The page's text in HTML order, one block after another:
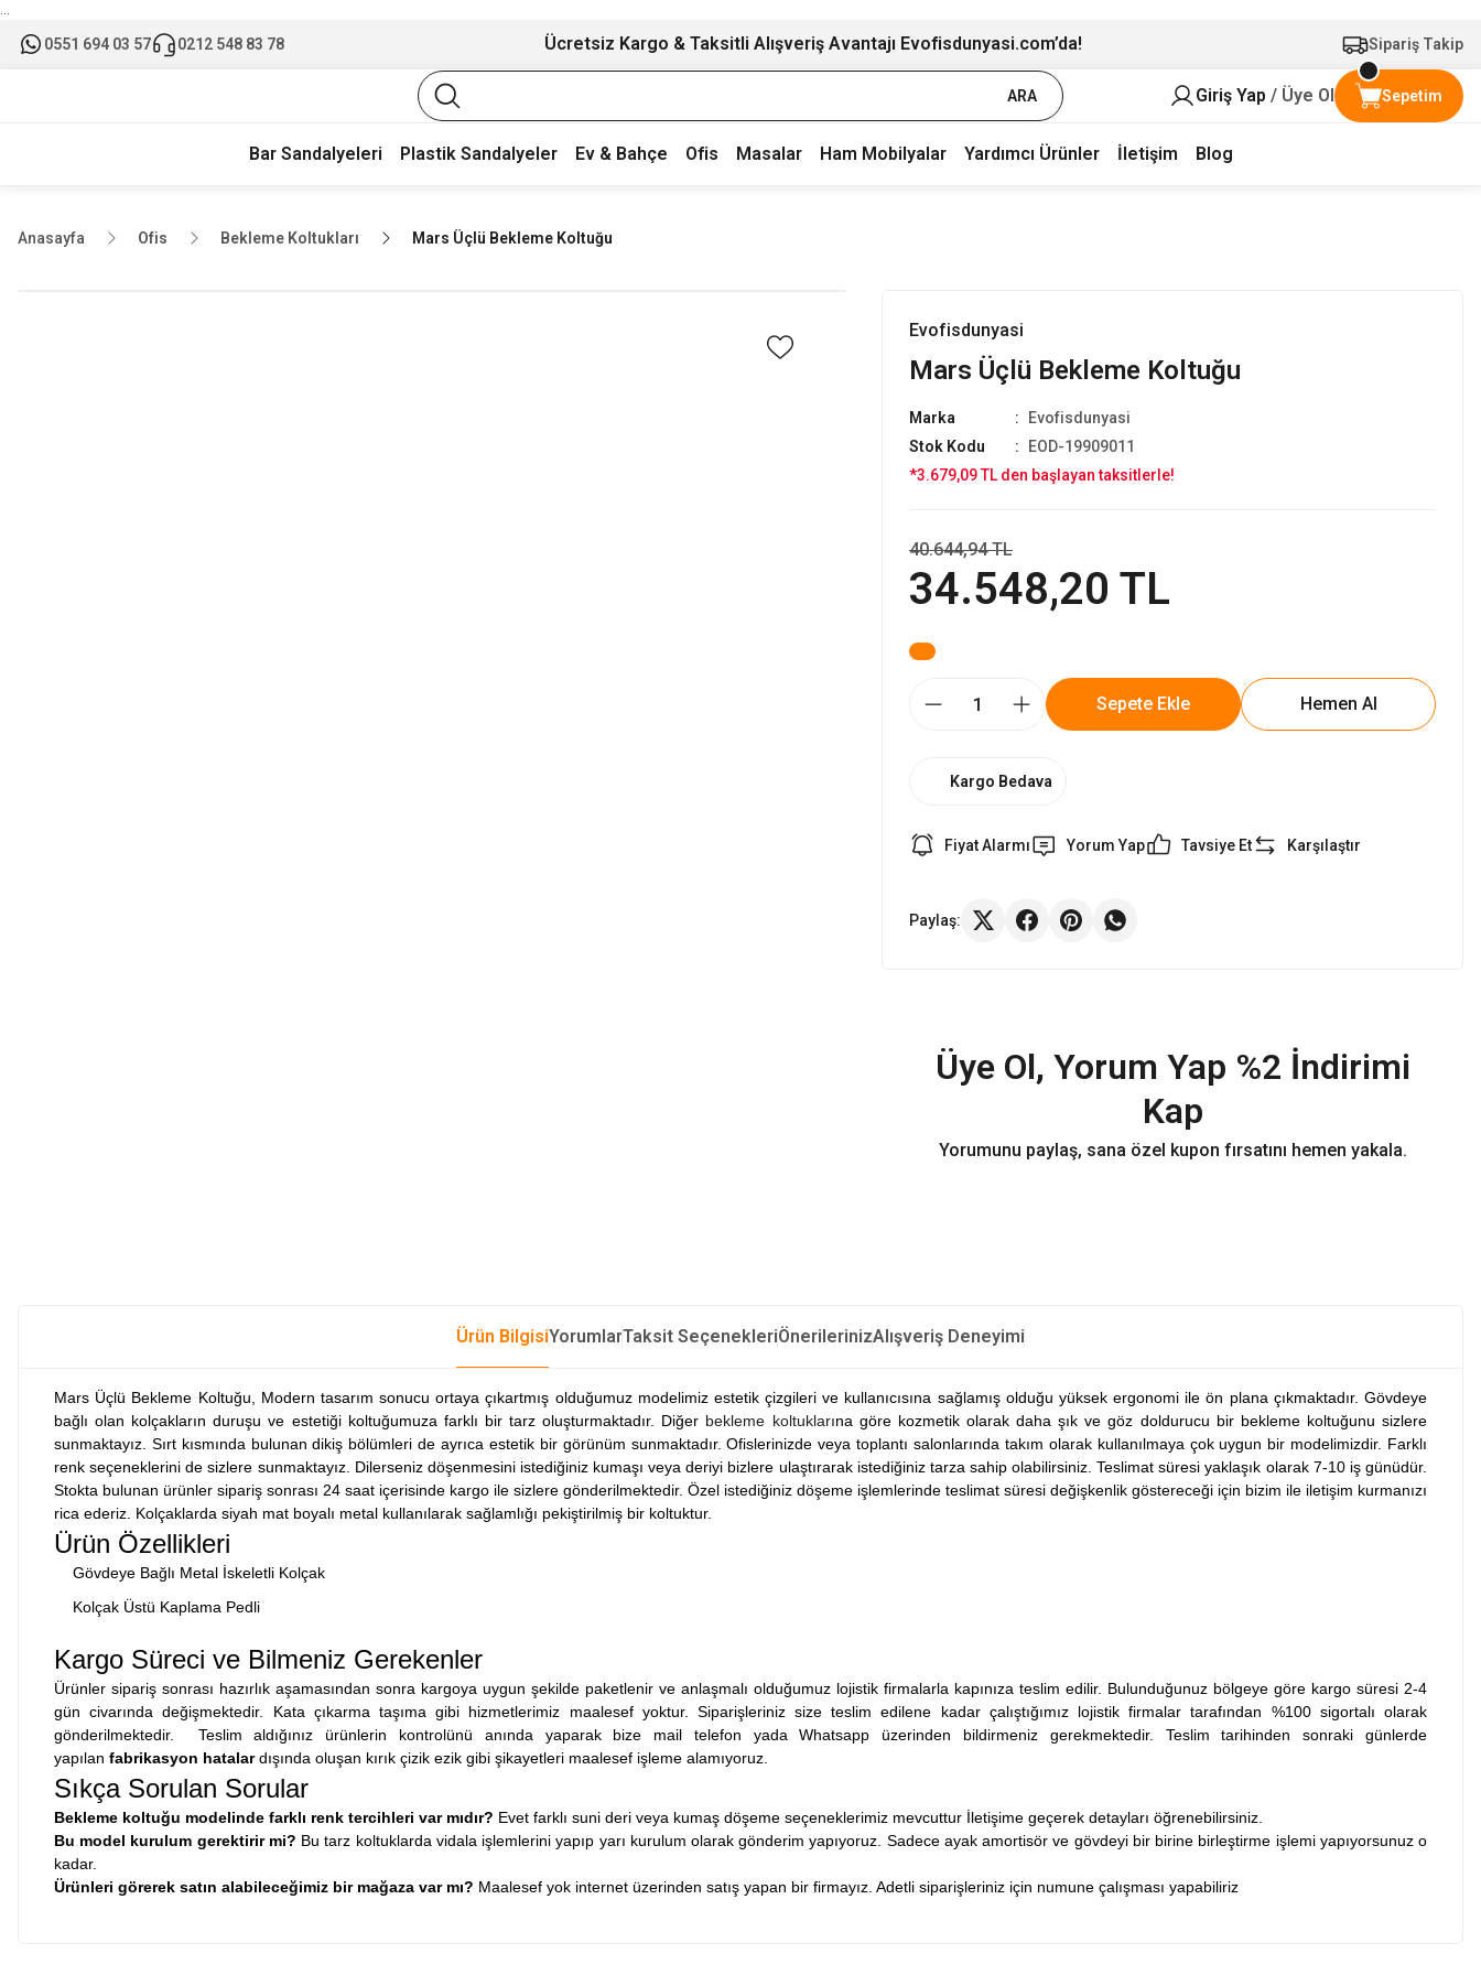
...
0551 694 03 57 0212 548 83 78 Ücretsiz Kargo & Taksitli Alışveriş Avantajı Evofisdunyasi.com’da! Sipariş Takip
ARA Giriş Yap / Üye Ol Sepetim
Bar Sandalyeleri Plastik Sandalyeler Ev & Bahçe Ofis Masalar Ham Mobilyalar Yardımcı Ürünler İletişim Blog
Anasayfa Ofis Bekleme Koltukları Mars Üçlü Bekleme Koltuğu
Evofisdunyasi
Mars Üçlü Bekleme Koltuğu
Marka
Evofisdunyasi
Stok Kodu
EOD-19909011
*3.679,09 TL den başlayan taksitlerle!
34.548,20 TL
40.644,94 TL
Sepete Ekle Hemen Al
Kargo Bedava
Fiyat Alarmı Yorum Yap Tavsiye Et Karşılaştır
Paylaş:
Üye Ol, Yorum Yap %2 İndirimi
Kap
Yorumunu paylaş, sana özel kupon fırsatını hemen yakala.
Ürün BilgisiYorumlarTaksit SeçenekleriÖnerilerinizAlışveriş Deneyimi
Mars Üçlü Bekleme Koltuğu, Modern tasarım sonucu ortaya çıkartmış olduğumuz modelimiz estetik çizgileri ve kullanıcısına sağlamış olduğu yüksek ergonomi ile ön plana çıkmaktadır. Gövdeye
bağlı olan kolçakların duruşu ve estetiği koltuğumuza farklı bir tarz oluşturmaktadır. Diğer bekleme koltuklarına göre kozmetik olarak daha şık ve göz doldurucu bir bekleme koltuğunu sizlere
sunmaktayız. Sırt kısmında bulunan dikiş bölümleri de ayrıca estetik bir görünüm sunmaktadır. Ofislerinizde veya toplantı salonlarında takım olarak kullanılmaya çok uygun bir modelimizdir. Farklı
renk seçeneklerini de sizlere sunmaktayız. Dilerseniz döşenmesini istediğiniz kumaşı veya deriyi bizlere ulaştırarak istediğiniz tarza sahip olabilirsiniz. Teslimat süresi yaklaşık olarak 7-10 iş günüdür.
Stokta bulunan ürünler sipariş sonrası 24 saat içerisinde kargo ile sizlere gönderilmektedir. Özel istediğiniz döşeme işlemlerinde teslimat süresi değişkenlik göstereceği için bizim ile iletişim kurmanızı
rica ederiz. Kolçaklarda siyah mat boyalı metal kullanılarak sağlamlığı pekiştirilmiş bir koltuktur.
Ürün Özellikleri
Gövdeye Bağlı Metal İskeletli Kolçak
Kolçak Üstü Kaplama Pedli
Kargo Süreci ve Bilmeniz Gerekenler
Ürünler sipariş sonrası hazırlık aşamasından sonra kargoya uygun şekilde paketlenir ve anlaşmalı olduğumuz lojistik firmalarla kapınıza teslim edilir. Bulunduğunuz bölgeye göre kargo süresi 2-4
gün civarında değişmektedir. Kata çıkarma taşıma gibi hizmetlerimiz maalesef yoktur. Siparişleriniz size teslim edilene kadar çalıştığımız lojistik firmalar tarafından %100 sigortalı olarak
gönderilmektedir. Teslim aldığınız ürünlerin kontrolünü anında yaparak bize mail telefon yada Whatsapp üzerinden bildirmeniz gerekmektedir. Teslim tarihinden sonraki günlerde
yapılan fabrikasyon hatalardışında oluşan kırık çizik ezik gibi şikayetleri maalesef işleme alamıyoruz.
Sıkça Sorulan Sorular
Bekleme koltuğu modelinde farklı renk tercihleri var mıdır? Evet farklı suni deri veya kumaş döşeme seçeneklerimiz mevcuttur İletişime geçerek detayları öğrenebilirsiniz.
Bu model kurulum gerektirir mi? Bu tarz koltuklarda vidala işlemlerini yapıp yarı kurulum olarak gönderim yapıyoruz. Sadece ayak amortisör ve gövdeyi bir birine birleştirme işlemi yapıyorsunuz o
kadar.
Ürünleri görerek satın alabileceğimiz bir mağaza var mı? Maalesef yok internet üzerinden satış yapan bir firmayız. Adetli siparişleriniz için numune çalışması yapabiliriz